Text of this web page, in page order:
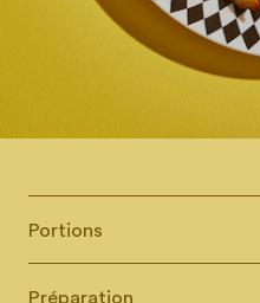
Portions
Préparation